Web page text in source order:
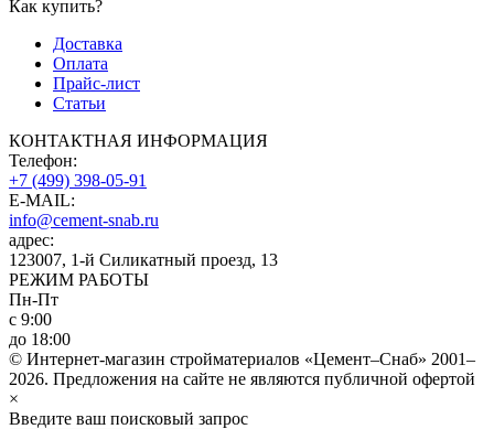
Как купить?
Доставка
Оплата
Прайс-лист
Статьи
КОНТАКТНАЯ ИНФОРМАЦИЯ
Телефон:
+7 (499) 398-05-91
E-MAIL:
info@cement-snab.ru
адрес:
123007, 1-й Силикатный проезд, 13
РЕЖИМ РАБОТЫ
Пн-Пт
с 9:00
до 18:00
© Интернет-магазин стройматериалов «Цемент–Снаб» 2001–
2026. Предложения на сайте не являются публичной офертой
×
Введите ваш поисковый запрос